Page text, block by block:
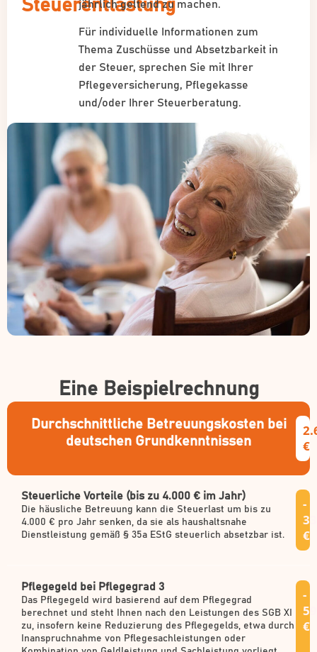
Steuerentlastung
jährlich geltend zu machen.
Für individuelle Informationen zum
Thema Zuschüsse und Absetzbarkeit in
der Steuer, sprechen Sie mit Ihrer
Pflegeversicherung, Pflegekasse
und/oder Ihrer Steuerberatung.
Eine Beispielrechnung
Durchschnittliche Betreuungskosten bei
deutschen Grundkenntnissen
€
Steuerliche Vorteile (bis zu 4.000 € im Jahr)
Die häusliche Betreuung kann die Steuerlast um bis zu
4.000 € pro Jahr senken, da sie als haushaltsnahe
Dienstleistung gemäß § 35a EStG steuerlich absetzbar ist.
-
€
Pflegegeld bei Pflegegrad 3
Das Pflegegeld wird basierend auf dem Pflegegrad
berechnet und steht Ihnen nach den Leistungen des SGB XI
zu, insofern keine Reduzierung des Pflegegelds, etwa durch
Inanspruchnahme von Pflegesachleistungen oder
-
€